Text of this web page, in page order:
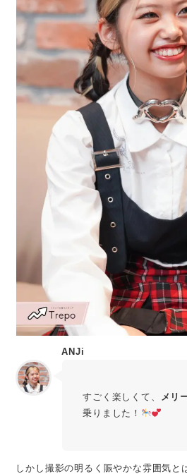
ANJi
すごく楽しくて、 メリ
乗りました！
しかし撮影の明るく賑やかな雰囲気と